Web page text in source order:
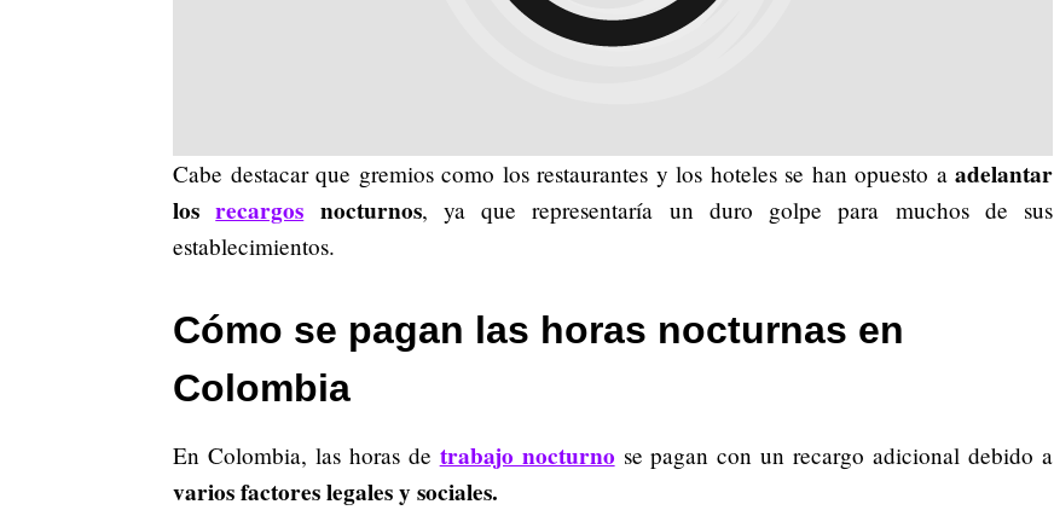
Cabe destacar que gremios como los restaurantes y los hoteles se han opuesto a adelantar
losrecargos nocturnos, ya que representaría un duro golpe para muchos de sus
establecimientos.
Cómo se pagan las horas nocturnas en
Colombia
En Colombia, las horas de trabajo nocturno se pagan con un recargo adicional debido a
varios factores legales y sociales.